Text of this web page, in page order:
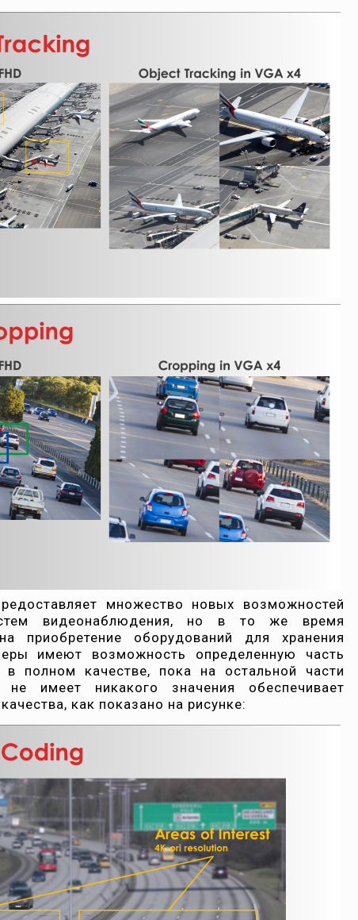
множество новых возможностей
видеонаблюдения, но в то же время
приобретение оборудований для хранения
имеют возможность определенную часть
в полном качестве, пока на остальной части
не имеет никакого значения обеспечивает
как показано на рисунке: